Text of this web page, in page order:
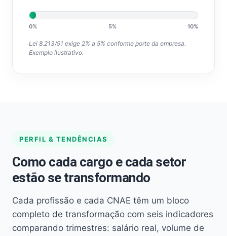
0% 5% 10%
Lei 8.213/91 exige 2% a 5% conforme porte da empresa.
Exemplo ilustrativo.
PERFIL & TENDÊNCIAS
Como cada cargo e cada setor
estão se transformando
Cada profissão e cada CNAE têm um bloco
completo de transformação com seis indicadores
comparando trimestres: salário real, volume de